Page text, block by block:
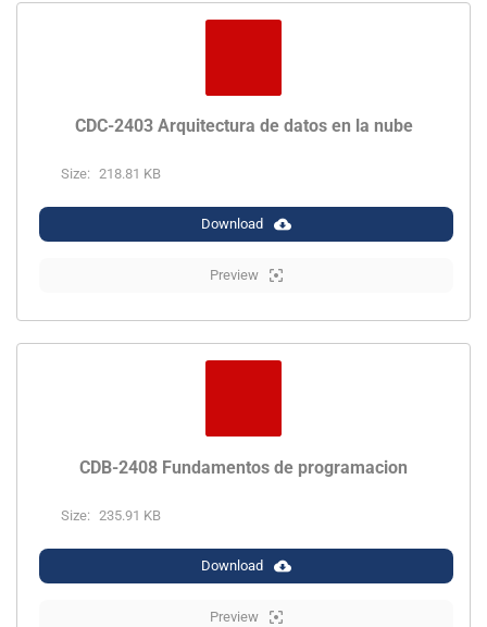
CDC-2403 Arquitectura de datos en la nube
Size: 218.81 KB
Download
Preview
CDB-2408 Fundamentos de programacion
Size: 235.91 KB
Download
Preview